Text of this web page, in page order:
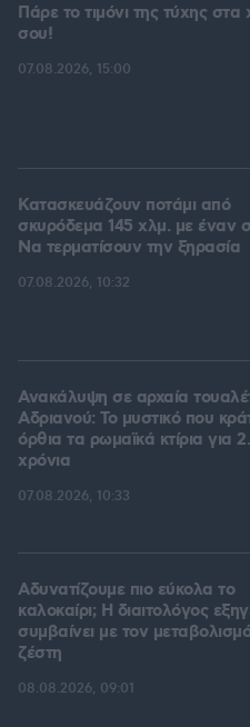
Πάρε το τιμόνι της τύχης στα
σου!
07.08.2026, 15:00
Κατασκευάζουν ποτάμι από
σκυρόδεμα 145 χλμ. με έναν
Να τερματίσουν την ξηρασία
07.08.2026, 10:32
Ανακάλυψη σε αρχαία
Αδριανού: Το μυστικό που
όρθια τα ρωμαϊκά κτίρια για
χρόνια
07.08.2026, 10:33
Αδυνατίζουμε πιο εύκολα το
καλοκαίρι; Η διαιτολόγος
συμβαίνει με τον
ζέστη
08.08.2026, 09:01